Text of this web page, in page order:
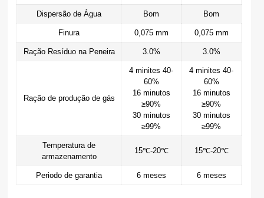
Dispersão de Água Bom Bom
Finura 0,075 mm 0,075 mm
Ração Resíduo na Peneira 3.0% 3.0%
Ração de produção de gás
4 minites 40-
60%
16 minutos
≥90%
30 minutos
≥99%
4 minites 40-
60%
16 minutos
≥90%
30 minutos
≥99%
Temperatura de
armazenamento
15℃-20℃ 15℃-20℃
Periodo de garantia 6 meses 6 meses